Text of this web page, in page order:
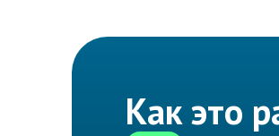
Как это